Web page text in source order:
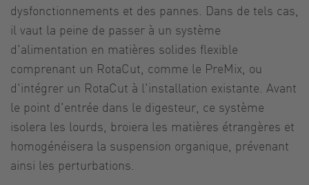
dysfonctionnements et des pannes. Dans de tels cas,
il vaut la peine de passer à un système
d'alimentation en matières solides flexible
comprenant un RotaCut, comme le PreMix, ou
d'intégrer un RotaCut à l'installation existante. Avant
le point d'entrée dans le digesteur, ce système
isolera les lourds, broiera les matières étrangères et
homogénéisera la suspension organique, prévenant
ainsi les perturbations.